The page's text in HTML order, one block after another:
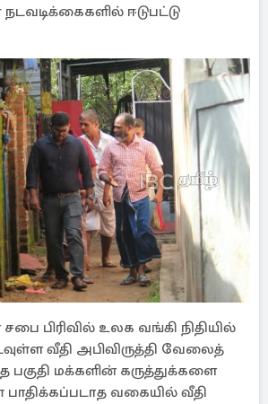
ஈடுபட்டு
சபை பிரிவில் உலக வங்கி நிதியில்
வீதி அபிவிருத்தி வேலைத்
பகுதி மக்களின் கருத்துக்களை
வகையில் வீதி